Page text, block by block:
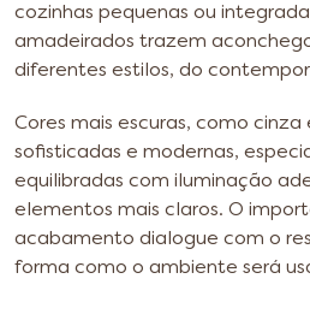
cozinhas pequenas ou
amadeirados trazem
diferentes estilos, do
Cores mais escuras, como
sofisticadas e modernas,
equilibradas com iluminação
elementos mais claros. O
acabamento dialogue com o
forma como o ambiente será